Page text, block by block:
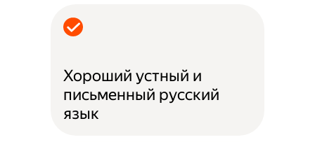
Хороший устный и
письменный русский
язык